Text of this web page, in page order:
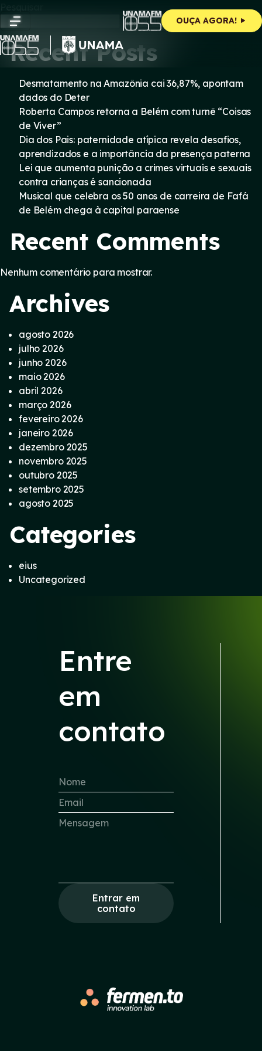
content
OUÇA AGORA!
Pesquisar
Pesquisar
Recent Posts
Desmatamento na Amazônia cai 36,87%, apontam
dados do Deter
Roberta Campos retorna a Belém com turnê “Coisas
de Viver”
Dia dos Pais: paternidade atípica revela desafios,
aprendizados e a importância da presença paterna
Lei que aumenta punição a crimes virtuais e sexuais
contra crianças é sancionada
Musical que celebra os 50 anos de carreira de Fafá
de Belém chega à capital paraense
Recent Comments
Nenhum comentário para mostrar.
Archives
agosto 2026
julho 2026
junho 2026
maio 2026
abril 2026
março 2026
fevereiro 2026
janeiro 2026
dezembro 2025
novembro 2025
outubro 2025
setembro 2025
agosto 2025
Categories
eius
Uncategorized
Entre
em
contato
Entrar em
contato